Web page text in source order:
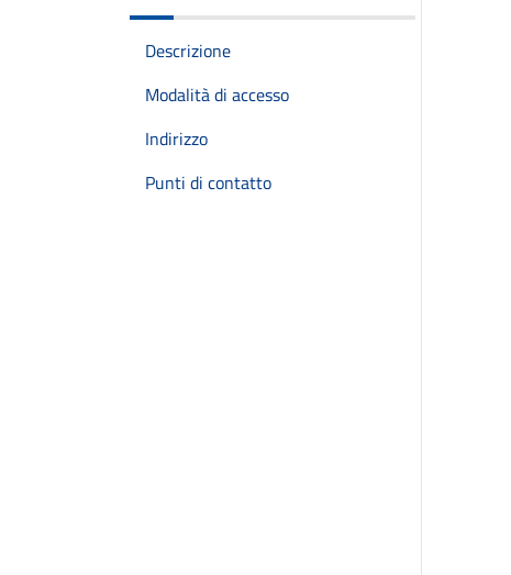
Descrizione
Modalità di accesso
Indirizzo
Punti di contatto